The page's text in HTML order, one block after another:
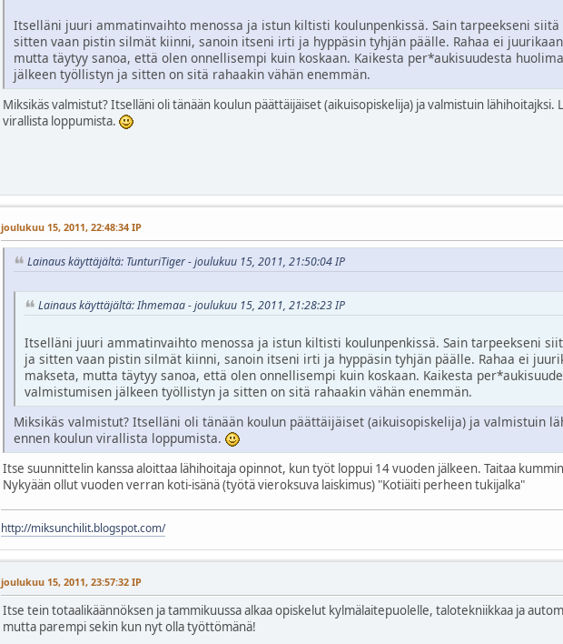
Itselläni juuri ammatinvaihto menossa ja istun kiltisti koulunpenkissä. Sain tarpeekseni
sitten vaan pistin silmät kiinni, sanoin itseni irti ja hyppäsin tyhjän päälle. Rahaa ei
mutta täytyy sanoa, että olen onnellisempi kuin koskaan. Kaikesta per*aukisuudesta
jälkeen työllistyn ja sitten on sitä rahaakin vähän enemmän.
Miksikäs valmistut? Itselläni oli tänään koulun päättäijäiset (aikuisopiskelija) ja valmistuin
virallista loppumista.
joulukuu 15, 2011, 22:48:34 IP
Lainaus käyttäjältä: TunturiTiger - joulukuu 15, 2011, 21:50:04 IP
Lainaus käyttäjältä: Ihmemaa - joulukuu 15, 2011, 21:28:23 IP
Itselläni juuri ammatinvaihto menossa ja istun kiltisti koulunpenkissä. Sain tarpeekseni
ja sitten vaan pistin silmät kiinni, sanoin itseni irti ja hyppäsin tyhjän päälle. Rahaa ei
makseta, mutta täytyy sanoa, että olen onnellisempi kuin koskaan. Kaikesta
valmistumisen jälkeen työllistyn ja sitten on sitä rahaakin vähän enemmän.
Miksikäs valmistut? Itselläni oli tänään koulun päättäijäiset (aikuisopiskelija) ja valmistuin
ennen koulun virallista loppumista.
Itse suunnittelin kanssa aloittaa lähihoitaja opinnot, kun työt loppui 14 vuoden jälkeen. Taitaa
Nykyään ollut vuoden verran koti-isänä (työtä vieroksuva laiskimus) "Kotiäiti perheen tukijalka"
http://miksunchilit.blogspot.com/
joulukuu 15, 2011, 23:57:32 IP
Itse tein totaalikäännöksen ja tammikuussa alkaa opiskelut kylmälaitepuolelle, talotekniikkaa ja
mutta parempi sekin kun nyt olla työttömänä!